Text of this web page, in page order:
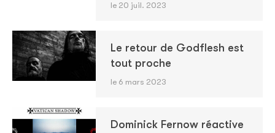
le 20 juil. 2023
Le retour de Godflesh est
tout proche
le 6 mars 2023
Dominick Fernow réactive